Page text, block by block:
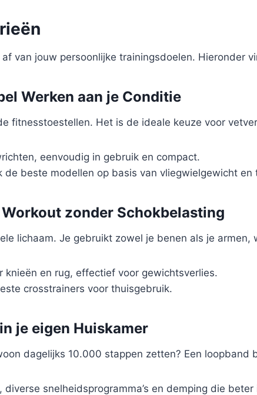
van jouw persoonlijke trainingsdoelen. Hieronder
Werken aan je Conditie
fitnesstoestellen. Het is de ideale keuze voor
eenvoudig in gebruik en compact.
de beste modellen op basis van vliegwielgewicht en
zonder Schokbelasting
lichaam. Je gebruikt zowel je benen als je
knieën en rug, effectief voor gewichtsverlies.
crosstrainers voor thuisgebruik.
je eigen Huiskamer
dagelijks 10.000 stappen zetten? Een
diverse snelheidsprogramma’s en demping die